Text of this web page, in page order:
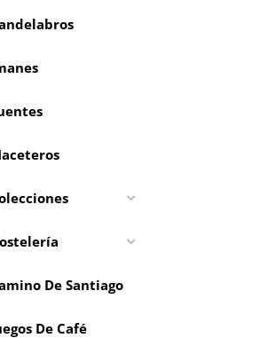
De Santiago
De Café